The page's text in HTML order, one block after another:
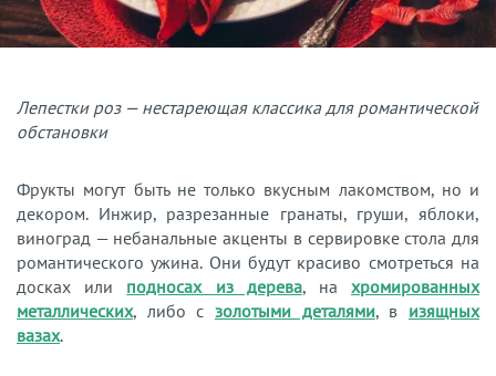
Лепестки роз — нестареющая классика для романтической
обстановки
Фрукты могут быть не только вкусным лакомством, но и
декором. Инжир, разрезанные гранаты, груши, яблоки,
виноград — небанальные акценты в сервировке стола для
романтического ужина. Они будут красиво смотреться на
досках или подносах из дерева, нахромированных
металлических, либо с золотыми деталями, в изящных
вазах.